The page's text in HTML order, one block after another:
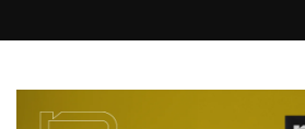
Gestione hosting e